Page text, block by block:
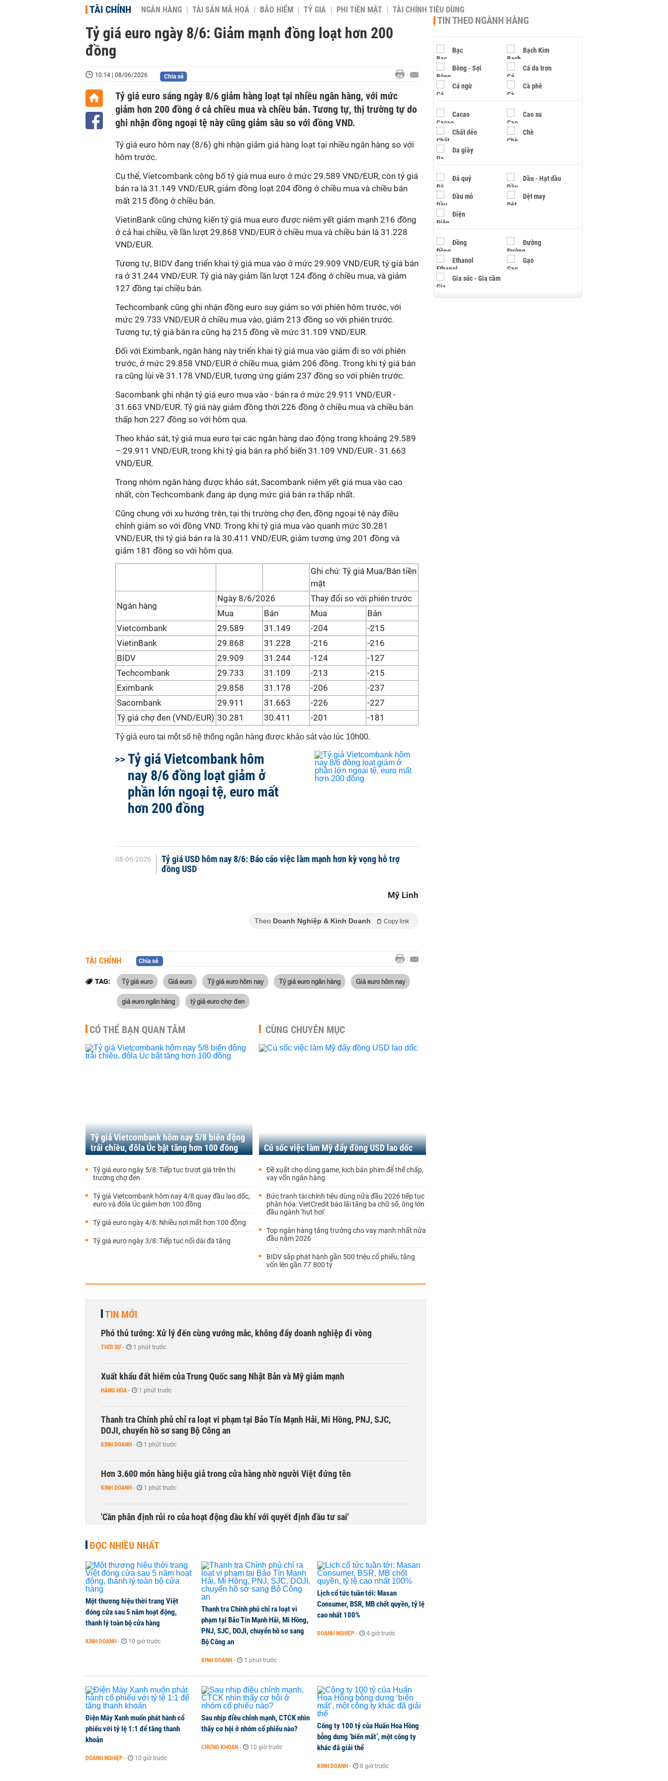
TÀI CHÍNH NGÂN HÀNG TÀI SẢN MÃ HOÁ BẢO HIỂM TỶ GIÁ PHI TIỀN MẶT TÀI CHÍNH TIÊU DÙNG
Tỷ giá euro ngày 8/6: Giảm mạnh đồng loạt hơn 200
đồng
10:14 | 08/06/2026 Chia sẻ
Tỷ giá euro sáng ngày 8/6 giảm hàng loạt tại nhiều ngân hàng, với mức
giảm hơn 200 đồng ở cả chiều mua và chiều bán. Tương tự, thị trường tự do
ghi nhận đồng ngoại tệ này cũng giảm sâu so với đồng VND.
Tỷ giá euro hôm nay (8/6) ghi nhận giảm giá hàng loạt tại nhiều ngân hàng so với
hôm trước.
Cụ thể, Vietcombank công bố tỷ giá mua euro ở mức 29.589 VND/EUR, còn tỷ giá
bán ra là 31.149 VND/EUR, giảm đồng loạt 204 đồng ở chiều mua và chiều bán
mất 215 đồng ở chiều bán.
VietinBank cũng chứng kiến tỷ giá mua euro được niêm yết giảm mạnh 216 đồng
ở cả hai chiều, về lần lượt 29.868 VND/EUR ở chiều mua và chiều bán là 31.228
VND/EUR.
Tương tự, BIDV đang triển khai tỷ giá mua vào ở mức 29.909 VND/EUR, tỷ giá bán
ra ở 31.244 VND/EUR. Tỷ giá này giảm lần lượt 124 đồng ở chiều mua, và giảm
127 đồng tại chiều bán.
Techcombank cũng ghi nhận đồng euro suy giảm so với phiên hôm trước, với
mức 29.733 VND/EUR ở chiều mua vào, giảm 213 đồng so với phiên trước.
Tương tự, tỷ giá bán ra cũng hạ 215 đồng về mức 31.109 VND/EUR.
Đối với Eximbank, ngân hàng này triển khai tỷ giá mua vào giảm đi so với phiên
trước, ở mức 29.858 VND/EUR ở chiều mua, giảm 206 đồng. Trong khi tỷ giá bán
ra cũng lùi về 31.178 VND/EUR, tương ứng giảm 237 đồng so với phiên trước.
Sacombank ghi nhận tỷ giá euro mua vào - bán ra ở mức 29.911 VND/EUR -
31.663 VND/EUR. Tỷ giá này giảm đồng thời 226 đồng ở chiều mua và chiều bán
thấp hơn 227 đồng so với hôm qua.
Theo khảo sát, tỷ giá mua euro tại các ngân hàng dao động trong khoảng 29.589
– 29.911 VND/EUR, trong khi tỷ giá bán ra phổ biến 31.109 VND/EUR - 31.663
VND/EUR.
Trong nhóm ngân hàng được khảo sát, Sacombank niêm yết giá mua vào cao
nhất, còn Techcombank đang áp dụng mức giá bán ra thấp nhất.
Cũng chung với xu hướng trên, tại thị trường chợ đen, đồng ngoại tệ này điều
chỉnh giảm so với đồng VND. Trong khi tỷ giá mua vào quanh mức 30.281
VND/EUR, thì tỷ giá bán ra là 30.411 VND/EUR, giảm tương ứng 201 đồng và
giảm 181 đồng so với hôm qua.
Ghi chú: Tỷ giá Mua/Bán tiền
mặt
Ngân hàng
Ngày 8/6/2026
Thay đổi so với phiên trước
Mua
Bán Mua
Bán
Vietcombank
29.589 31.149 -204
-215
VietinBank
29.868 31.228 -216
-216
BIDV
29.909 31.244 -124
-127
Techcombank
29.733 31.109 -213
-215
Eximbank
29.858 31.178 -206
-237
Sacombank
29.911 31.663 -226
-227
Tỷ giá chợ đen (VND/EUR) 30.281 30.411 -201 -181
Tỷ giá euro tại một số hệ thống ngân hàng được khảo sát vào lúc 10h00.
Tỷ giá Vietcombank hôm
nay 8/6 đồng loạt giảm ở
phần lớn ngoại tệ, euro mất
hơn 200 đồng
08-06-2026
Tỷ giá USD hôm nay 8/6: Báo cáo việc làm mạnh hơn kỳ vọng hỗ trợ
đồng USD
Mỹ Linh
Theo Doanh Nghiệp & Kinh Doanh Copy link
TÀI CHÍNH Chia sẻ
TAG: Tỷ giá euro Giá euro Tỷ giá euro hôm nay Tỷ giá euro ngân hàng Giá euro hôm nay
giá euro ngân hàng tỷ giá euro chợ đen
CÓ THỂ BẠN QUAN TÂM
Tỷ giá Vietcombank hôm nay 5/8 biến động
trái chiều, đôla Úc bật tăng hơn 100 đồng
Tỷ giá euro ngày 5/8: Tiếp tục trượt giá trên thị
trường chợ đen
Tỷ giá Vietcombank hôm nay 4/8 quay đầu lao dốc,
euro và đôla Úc giảm hơn 100 đồng
Tỷ giá euro ngày 4/8: Nhiều nơi mất hơn 100 đồng
Tỷ giá euro ngày 3/8: Tiếp tục nối dài đà tăng
CÙNG CHUYÊN MỤC
Cú sốc việc làm Mỹ đẩy đồng USD lao dốc
Đề xuất cho dùng game, kịch bản phim để thế chấp,
vay vốn ngân hàng
Bức tranh tài chính tiêu dùng nửa đầu 2026 tiếp tục
phân hóa: VietCredit báo lãi tăng ba chữ số, ông lớn
đầu ngành 'hụt hơi'
Top ngân hàng tăng trưởng cho vay mạnh nhất nửa
đầu năm 2026
BIDV sắp phát hành gần 500 triệu cổ phiếu, tăng
vốn lên gần 77.800 tỷ
TIN MỚI
Phó thủ tướng: Xử lý đến cùng vướng mắc, không đẩy doanh nghiệp đi vòng
THỜI SỰ - 1 phút trước
Xuất khẩu đất hiếm của Trung Quốc sang Nhật Bản và Mỹ giảm mạnh
HÀNG HÓA - 1 phút trước
Thanh tra Chính phủ chỉ ra loạt vi phạm tại Bảo Tín Mạnh Hải, Mi Hồng, PNJ, SJC,
DOJI, chuyển hồ sơ sang Bộ Công an
KINH DOANH - 1 phút trước
Hơn 3.600 món hàng hiệu giả trong cửa hàng nhờ người Việt đứng tên
KINH DOANH - 1 phút trước
'Cần phân định rủi ro của hoạt động dầu khí với quyết định đầu tư sai'
Bí thư Thành ủy Hà Nội thúc tiến độ hai dự án giao thông trọng điểm phía Nam Thủ đô
THỜI SỰ - 1 phút trước
CEO Viettel Store: Smartphone AI và thiết bị gập đang định hình xu hướng nâng cấp
của người dùng
CHUYỂN ĐỘNG THỊ TRƯỜNG 1 phút trước
Chuyên gia quốc tế đánh giá tích cực về tiền đồng của Việt Nam
ĐỌC NHIỀU NHẤT
Một thương hiệu thời trang Việt
đóng cửa sau 5 năm hoạt động,
thanh lý toàn bộ cửa hàng
KINH DOANH - 10 giờ trước
Thanh tra Chính phủ chỉ ra loạt vi
phạm tại Bảo Tín Mạnh Hải, Mi Hồng,
PNJ, SJC, DOJI, chuyển hồ sơ sang
Bộ Công an
KINH DOANH - 1 phút trước
Lịch cổ tức tuần tới: Masan
Consumer, BSR, MB chốt quyền, tỷ lệ
cao nhất 100%
DOANH NGHIỆP - 4 giờ trước
Điện Máy Xanh muốn phát hành cổ
phiếu với tỷ lệ 1:1 để tăng thanh
khoản
DOANH NGHIỆP - 10 giờ trước
Sau nhịp điều chỉnh mạnh, CTCK nhìn
thấy cơ hội ở nhóm cổ phiếu nào?
CHỨNG KHOÁN - 10 giờ trước
Công ty 100 tỷ của Huấn Hoa Hồng
bỗng dưng ‘biến mất’, một công ty
khác đã giải thể
KINH DOANH - 8 giờ trước
TIN THEO NGÀNH HÀNG
Bạc Bạch Kim
Bông - Sợi Cá da trơn
Cá ngừ Cà phê
Cacao Cao su
Chất dẻo Chè
Da giày
Đá quý Dầu - Hạt dầu
Dầu mỏ Dệt may
Điện
Đồng Đường
Ethanol Gạo
Gia súc - Gia cầm